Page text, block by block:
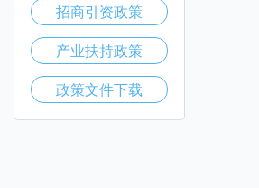
招商引资政策
产业扶持政策
政策文件下载